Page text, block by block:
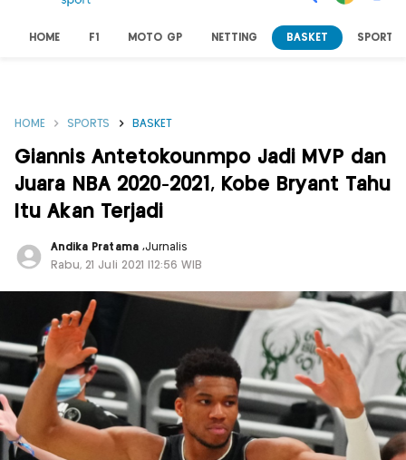
HOME F1 MOTO GP NETTING BASKET SPORT
HOME SPORTS BASKET
Giannis Antetokounmpo Jadi MVP dan
Juara NBA 2020-2021, Kobe Bryant Tahu
Itu Akan Terjadi
Andika Pratama ,Jurnalis
Rabu, 21 Juli 2021 |12:56 WIB